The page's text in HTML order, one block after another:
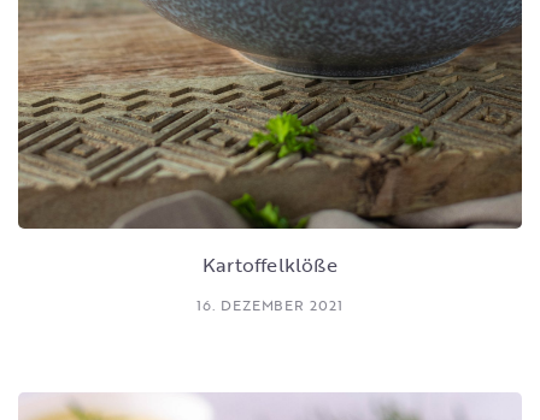
Kartoffelklöße
16. DEZEMBER 2021